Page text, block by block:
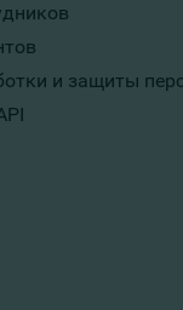
и защиты